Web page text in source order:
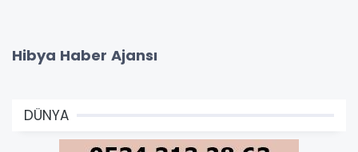
Hibya Haber Ajansı
DÜNYA